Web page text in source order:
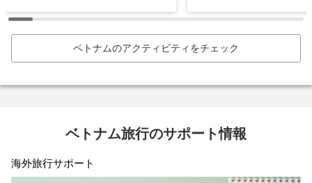
ベトナムのアクティビティをチェック
ベトナム旅行のサポート情報
海外旅行サポート